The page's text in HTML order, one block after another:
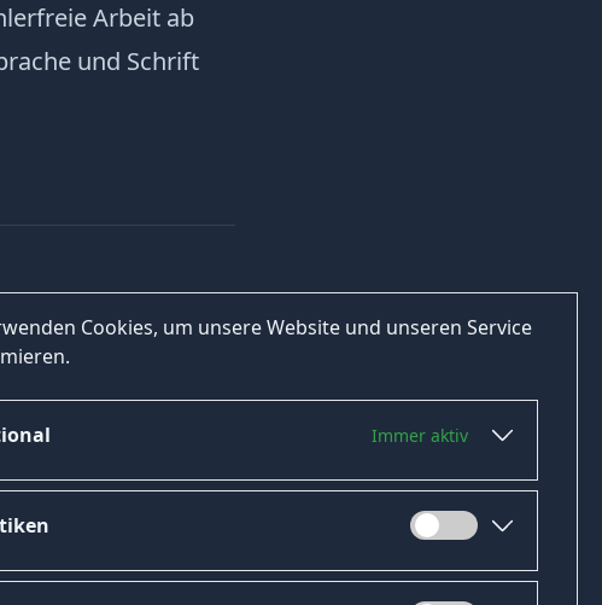
Cookies, um unsere Website und unseren Service
Immer aktiv
Arbeit ab
und Schrift